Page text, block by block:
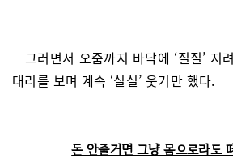
그러면서 오줌까지 바닥에 ‘질질’ 지
대리를 보며 계속 ‘실실’ 웃기만 했다.
돈 안줄거면 그냥 몸으로라도